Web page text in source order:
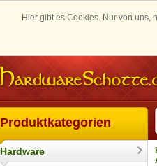
Hier gibt es Cookies. Nur von uns,
Produktkategorien
Hardware